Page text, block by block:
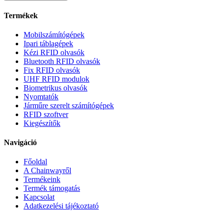
Termékek
Mobilszámítógépek
Ipari táblagépek
Kézi RFID olvasók
Bluetooth RFID olvasók
Fix RFID olvasók
UHF RFID modulok
Biometrikus olvasók
Nyomtatók
Járműre szerelt számítógépek
RFID szoftver
Kiegészítők
Navigáció
Főoldal
A Chainwayről
Termékeink
Termék támogatás
Kapcsolat
Adatkezelési tájékoztató